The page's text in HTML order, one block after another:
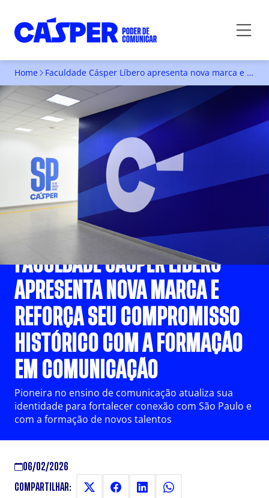
Home Faculdade Cásper Líbero apresenta nova marca e reforça seu compromisso histórico com a formação em comunicação
FACULDADE CÁSPER LÍBERO
APRESENTA NOVA MARCA E
REFORÇA SEU COMPROMISSO
HISTÓRICO COM A FORMAÇÃO
EM COMUNICAÇÃO
Pioneira no ensino de comunicação atualiza sua
identidade para fortalecer conexão com São Paulo e
com a formação de novos talentos
06/02/2026
COMPARTILHAR: